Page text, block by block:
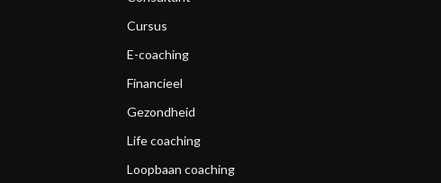
Cursus
E-coaching
Financieel
Gezondheid
Life coaching
Loopbaan coaching